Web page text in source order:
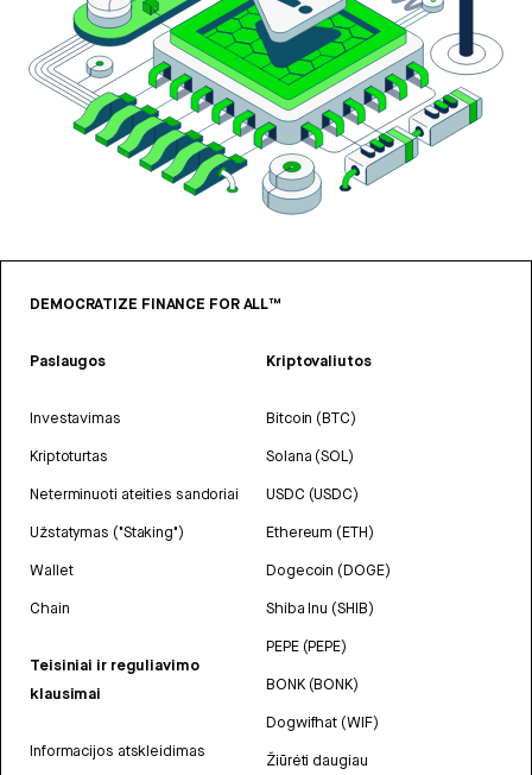
DEMOCRATIZE FINANCE FOR ALL™
Paslaugos
Investavimas
Kriptoturtas
Neterminuoti ateities sandoriai
Užstatymas ("Staking")
Wallet
Chain
Teisiniai ir reguliavimo
klausimai
Informacijos atskleidimas
Kriptovaliutos
Bitcoin (BTC)
Solana (SOL)
USDC (USDC)
Ethereum (ETH)
Dogecoin (DOGE)
Shiba Inu (SHIB)
PEPE (PEPE)
BONK (BONK)
Dogwifhat (WIF)
Žiūrėti daugiau